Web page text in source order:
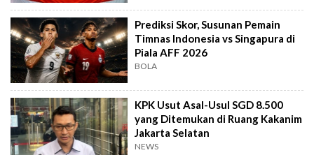
Prediksi Skor, Susunan Pemain
Timnas Indonesia vs Singapura di
Piala AFF 2026
BOLA
KPK Usut Asal-Usul SGD 8.500
yang Ditemukan di Ruang Kakanim
Jakarta Selatan
NEWS